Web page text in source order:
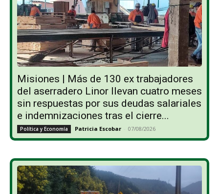
Misiones | Más de 130 ex trabajadores
del aserradero Linor llevan cuatro meses
sin respuestas por sus deudas salariales
e indemnizaciones tras el cierre...
Política y Economía Patricia Escobar - 07/08/2026